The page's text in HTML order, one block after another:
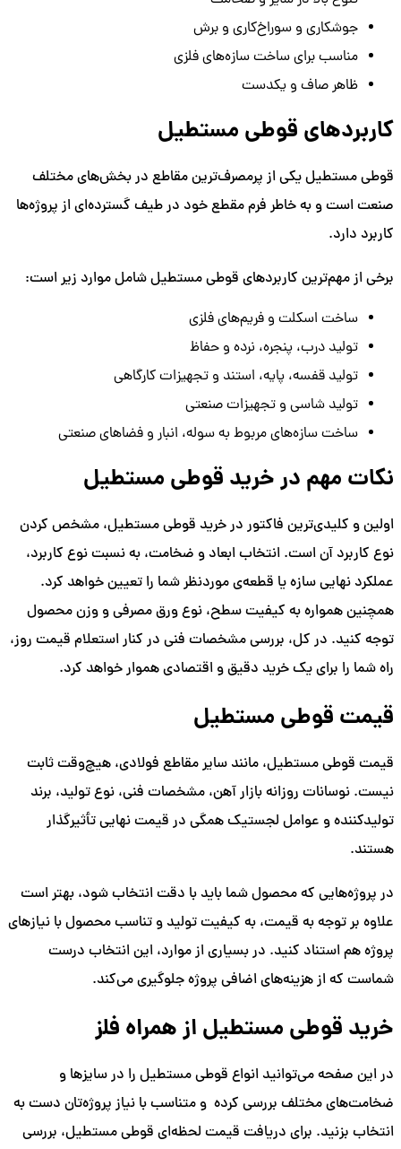
جوشکاری و سوراخ‌کاری و برش
مناسب برای ساخت سازه‌های فلزی
ظاهر صاف و یکدست
کاربردهای قوطی مستطیل
قوطی مستطیل یکی از پرمصرف‌ترین مقاطع در بخش‌های مختلف
صنعت است و به خاطر فرم مقطع خود در طیف گسترده‌ای از پروژه‌ها
کاربرد دارد.
برخی از مهم‌ترین کاربردهای قوطی مستطیل شامل موارد زیر است:
ساخت اسکلت و فریم‌های فلزی
تولید درب، پنجره، نرده و حفاظ
تولید قفسه، پایه، استند و تجهیزات کارگاهی
تولید شاسی و تجهیزات صنعتی
ساخت سازه‌های مربوط به سوله، انبار و فضاهای صنعتی
نکات مهم در خرید قوطی مستطیل
اولین و کلیدی‌ترین فاکتور در خرید قوطی مستطیل، مشخص کردن
نوع کاربرد آن است. انتخاب ابعاد و ضخامت، به نسبت نوع کاربرد،
عملکرد نهایی سازه یا قطعه‌ی موردنظر شما را تعیین خواهد کرد.
همچنین همواره به کیفیت سطح، نوع ورق مصرفی و وزن محصول
توجه کنید. در کل، بررسی مشخصات فنی در کنار استعلام قیمت روز،
راه شما را برای یک خرید دقیق و اقتصادی هموار خواهد کرد.
قیمت قوطی مستطیل
قیمت قوطی مستطیل، مانند سایر مقاطع فولادی، هیچ‌وقت ثابت
نیست. نوسانات روزانه بازار آهن، مشخصات فنی، نوع تولید، برند
تولیدکننده و عوامل لجستیک همگی در قیمت نهایی تأثیرگذار
هستند.
در پروژه‌هایی که محصول شما باید با دقت انتخاب شود، بهتر است
علاوه بر توجه به قیمت، به کیفیت تولید و تناسب محصول با نیازهای
پروژه هم استناد کنید. در بسیاری از موارد، این انتخاب درست
شماست که از هزینه‌های اضافی پروژه جلوگیری می‌کند.
خرید قوطی مستطیل از همراه فلز
در این صفحه می‌توانید انواع قوطی مستطیل را در سایزها و
ضخامت‌های مختلف بررسی کرده و متناسب با نیاز پروژه‌تان دست به
انتخاب بزنید. برای دریافت قیمت لحظه‌ای قوطی مستطیل، بررسی